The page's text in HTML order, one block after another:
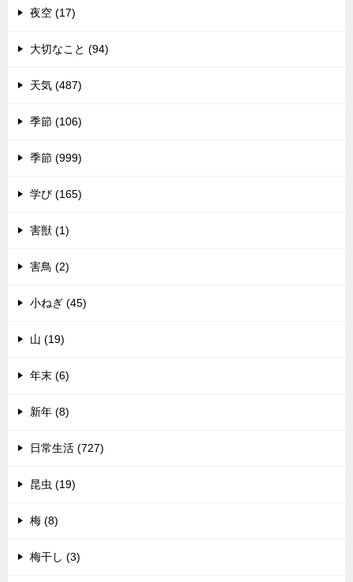
夜空 (17)
大切なこと (94)
天気 (487)
季節 (106)
季節 (999)
学び (165)
害獣 (1)
害鳥 (2)
小ねぎ (45)
山 (19)
年末 (6)
新年 (8)
日常生活 (727)
昆虫 (19)
梅 (8)
梅干し (3)